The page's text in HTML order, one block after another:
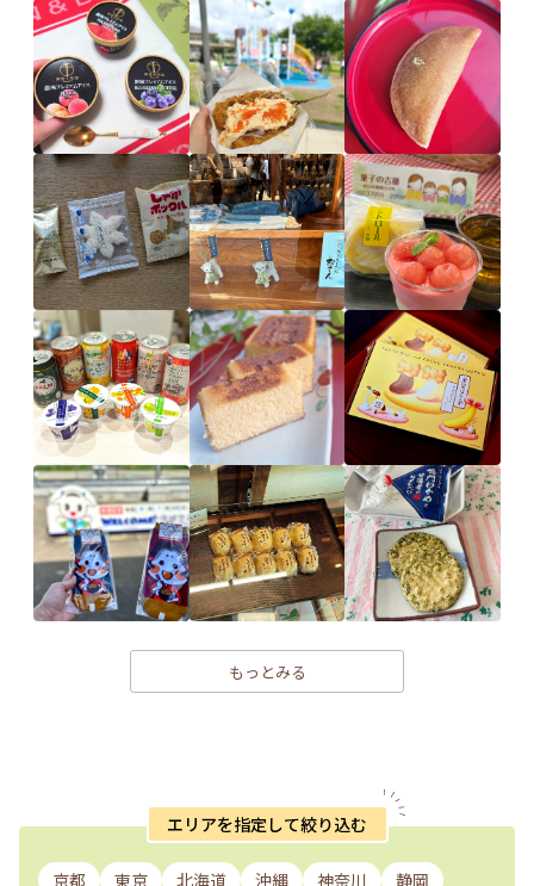
もっとみる
エリアを指定して絞り込む
京都 東京 北海道 沖縄 神奈川 静岡